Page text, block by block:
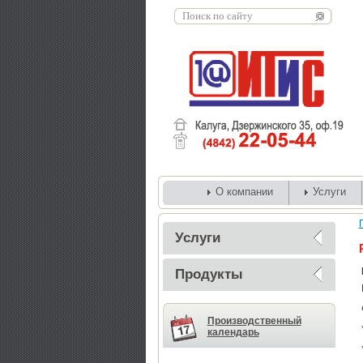
О компании Услуги
Услуги
Продукты
Производственный
календарь